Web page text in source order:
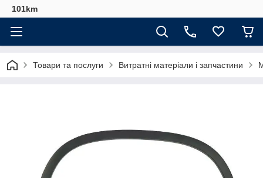
101km
Товари та послуги Витратні матеріали і запчастини